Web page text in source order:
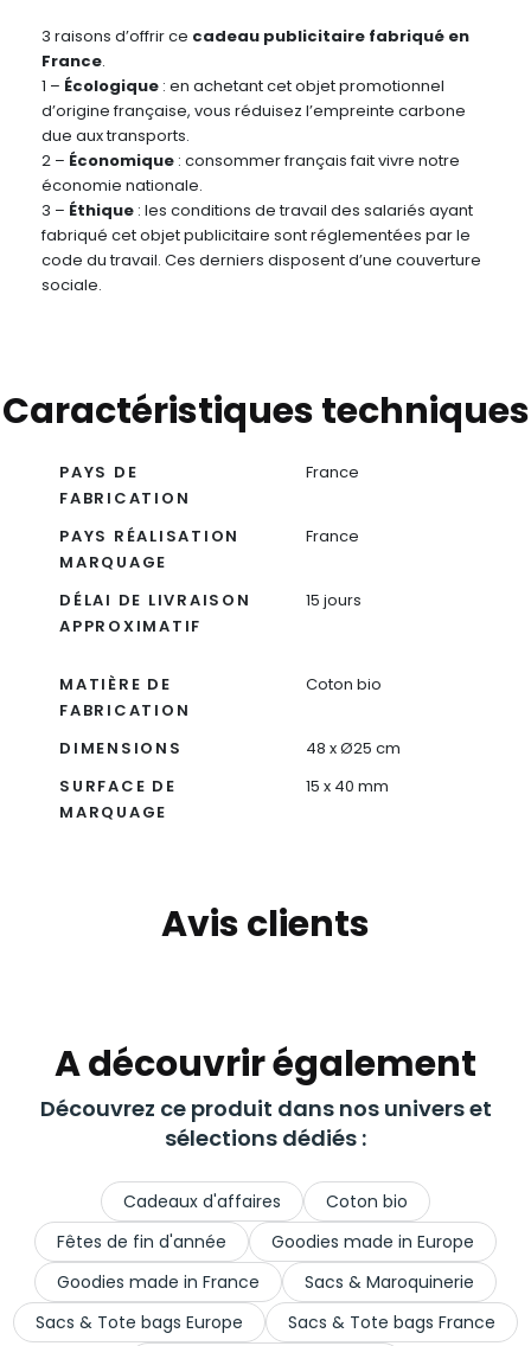
3 raisons d’offrir ce cadeau publicitaire fabriqué en
France.
1 – Écologique : en achetant cet objet promotionnel
d’origine française, vous réduisez l’empreinte carbone
due aux transports.
2 – Économique : consommer français fait vivre notre
économie nationale.
3 – Éthique : les conditions de travail des salariés ayant
fabriqué cet objet publicitaire sont réglementées par le
code du travail. Ces derniers disposent d’une couverture
sociale.
Caractéristiques techniques
PAYS DE
FABRICATION
France
PAYS RÉALISATION
MARQUAGE
France
DÉLAI DE LIVRAISON
APPROXIMATIF
15 jours
MATIÈRE DE
FABRICATION
Coton bio
DIMENSIONS
48 x Ø25 cm
SURFACE DE
MARQUAGE
15 x 40 mm
Avis clients
A découvrir également
Découvrez ce produit dans nos univers et
sélections dédiés :
Cadeaux d'affaires
Coton bio
Fêtes de fin d'année
Goodies made in Europe
Goodies made in France
Sacs & Maroquinerie
Sacs & Tote bags Europe
Sacs & Tote bags France